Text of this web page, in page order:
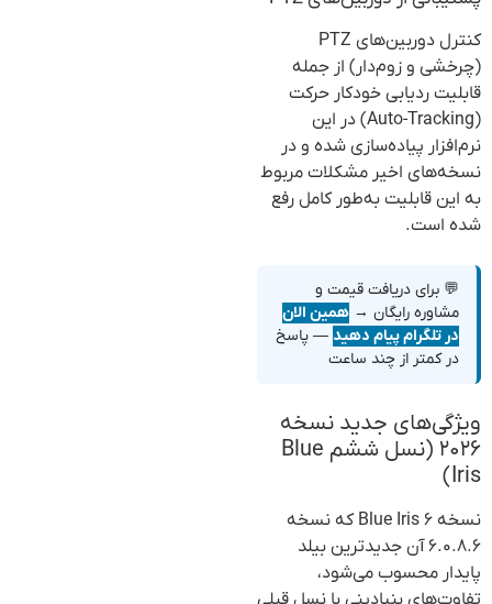
کنترل دوربین‌های PTZ
(چرخشی و زوم‌دار) از جمله
قابلیت ردیابی خودکار حرکت
(Auto-Tracking) در این
نرم‌افزار پیاده‌سازی شده و در
نسخه‌های اخیر مشکلات مربوط
به این قابلیت به‌طور کامل رفع
شده است.
💬 برای دریافت قیمت و
مشاوره رایگان → همین الان
در تلگرام پیام دهید — پاسخ
در کمتر از چند ساعت
ویژگی‌های جدید نسخه
۲۰۲۶ (نسل ششم Blue
Iris)
نسخه ۶ Blue Iris که نسخه
۶.۰.۸.۶ آن جدیدترین بیلد
پایدار محسوب می‌شود،
تفاوت‌های بنیادینی با نسل قبلی